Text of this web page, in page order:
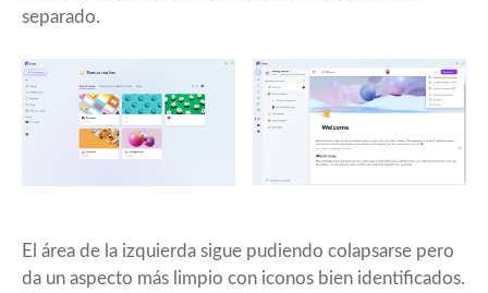
separado.
El área de la izquierda sigue pudiendo colapsarse pero
da un aspecto más limpio con iconos bien identificados.